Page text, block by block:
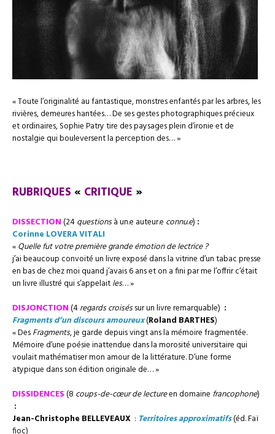
« Toute l’originalité au fantastique, monstres enfantés par les arbres, les
rivières, demeures hantées… De ses gestes photographiques précieux
et ordinaires, Sophie Patry tire des paysages plein d’ironie et de
nostalgie qui bouleversent la perception des… »
RUBRIQUES « CRITIQUE »
DISSECTION(24questionsà un.e auteur.e connu.e) :
Corinne LOVERA VITALI
«Quelle fut votre première grande émotion de lectrice ?
j’ai beaucoup convoité un livre exposé dans la vitrine d’un tabac presse
en bas de chez moi quand j’avais 6 ans et on a fini par me l’offrir c’était
un livre illustré qui s’appelaitles… »
DISJONCTION(4regards croiséssur un livre remarquable) :
Fragments d’un discours amoureux(Roland BARTHES)
« DesFragments, je garde depuis vingt ans la mémoire fragmentée.
Mémoire d’une poésie inattendue dans la morosité universitaire qui
voulait mathématiser mon amour de la littérature. D’une forme
atypique dans son édition originale de… »
DISSIDENCES(8 coups-de-cœur de lectureen domaine francophone)
:
Jean-Christophe BELLEVEAUX : Territoires approximatifs(éd. Faï
fioc)